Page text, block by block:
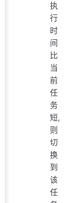
执
行
时
间
比
当
前
任
务
短,
则
切
换
到
该
任